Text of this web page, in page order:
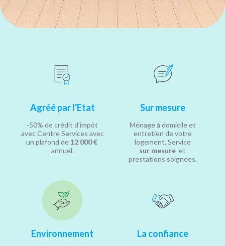
Agréé par l'Etat
-50% de crédit d'impôt
avec Centre Services avec
un plafond de 12 000 €
annuel.
Sur mesure
Ménage à domicile et
entretien de votre
logement. Service
sur mesure et
prestations soignées.
Environnement La confiance